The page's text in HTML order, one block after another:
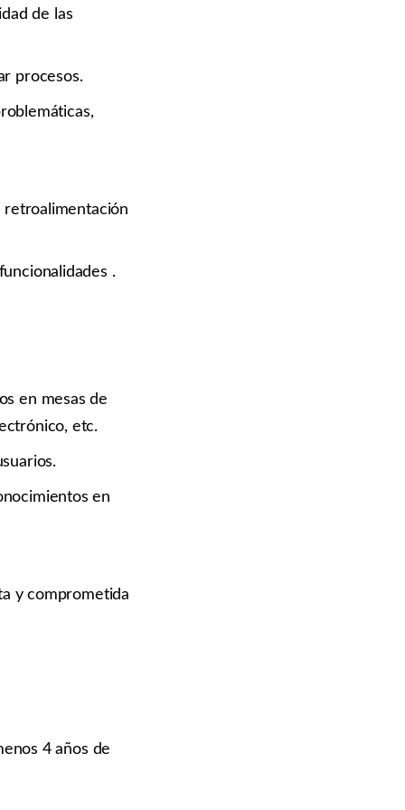
de las
procesos.
retroalimentación
.
en mesas de
etc.
en
y comprometida
4 años de